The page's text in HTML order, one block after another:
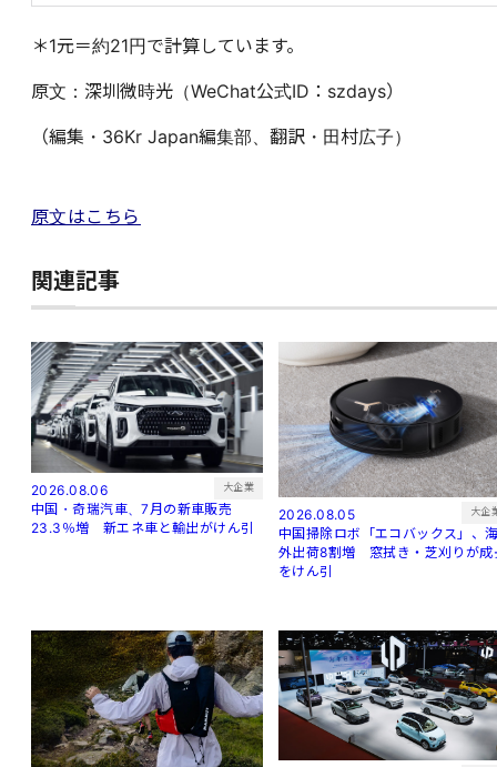
＊1元＝約21円で計算しています。
原文：深圳微時光（WeChat公式ID：szdays）
（編集・36Kr Japan編集部、翻訳・田村広子）
原文はこちら
関連記事
2026.08.06 大企業
中国・奇瑞汽車、7月の新車販売
23.3％増 新エネ車と輸出がけん引
2026.08.05 大企
中国掃除ロボ「エコバックス」、
外出荷8割増 窓拭き・芝刈りが成
をけん引